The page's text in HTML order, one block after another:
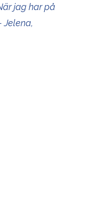
jag har på
Jelena,